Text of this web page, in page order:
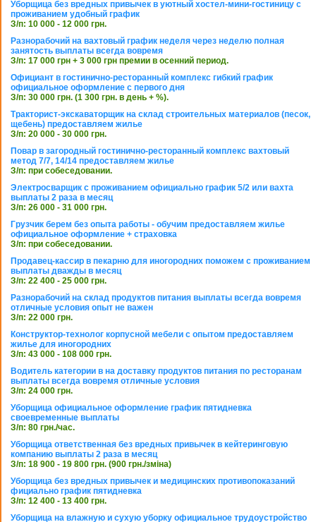
Уборщица без вредных привычек в уютный хостел-мини-гостиницу с
проживанием удобный график
З/п: 10 000 - 12 000 грн.
Разнорабочий на вахтовый график неделя через неделю полная
занятость выплаты всегда вовремя
З/п: 17 000 грн + 3 000 грн премии в осенний период.
Официант в гостинично-ресторанный комплекс гибкий график
официальное оформление с первого дня
З/п: 30 000 грн. (1 300 грн. в день + %).
Тракторист-экскаваторщик на склад строительных материалов (песок,
щебень) предоставляем жилье
З/п: 20 000 - 30 000 грн.
Повар в загородный гостинично-ресторанный комплекс вахтовый
метод 7/7, 14/14 предоставляем жилье
З/п: при собеседовании.
Электросварщик с проживанием официально график 5/2 или вахта
выплаты 2 раза в месяц
З/п: 26 000 - 31 000 грн.
Грузчик берем без опыта работы - обучим предоставляем жилье
официальное оформление + страховка
З/п: при собеседовании.
Продавец-кассир в пекарню для иногородних поможем с проживанием
выплаты дважды в месяц
З/п: 22 400 - 25 000 грн.
Разнорабочий на склад продуктов питания выплаты всегда вовремя
отличные условия опыт не важен
З/п: 22 000 грн.
Конструктор-технолог корпусной мебели с опытом предоставляем
жилье для иногородних
З/п: 43 000 - 108 000 грн.
Водитель категории в на доставку продуктов питания по ресторанам
выплаты всегда вовремя отличные условия
З/п: 24 000 грн.
Уборщица официальное оформление график пятидневка
своевременные выплаты
З/п: 80 грн./час.
Уборщица ответственная без вредных привычек в кейтеринговую
компанию выплаты 2 раза в месяц
З/п: 18 900 - 19 800 грн. (900 грн./зміна)
Уборщица без вредных привычек и медицинских противопоказаний
фициально график пятидневка
З/п: 12 400 - 13 400 грн.
Уборщица на влажную и сухую уборку официальное трудоустройство